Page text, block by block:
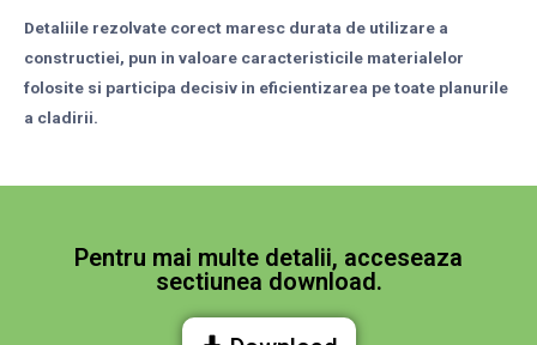
Detaliile rezolvate corect maresc durata de utilizare a
constructiei, pun in valoare caracteristicile materialelor
folosite si participa decisiv in eficientizarea pe toate planurile
a cladirii.
Pentru mai multe detalii, acceseaza
sectiunea download.